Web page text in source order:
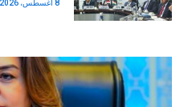
8 أغسطس، 2026